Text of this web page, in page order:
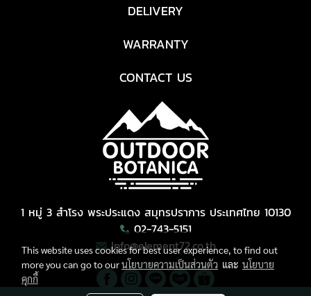
DELIVERY
WARRANTY
CONTACT US
1 หมู่ 3 สำโรง พระประแดง สมุทรปราการ ประเทศไทย 10130
02-743-5151
Info@element72.co.th
This website uses cookies for best user experience, to find out
more you can go to ourนโยบายความเป็นส่วนตัว และ นโยบาย
คุกกี้